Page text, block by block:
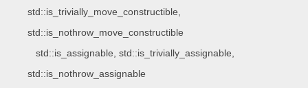
std::is_trivially_move_constructible,
std::is_nothrow_move_constructible
std::is_assignable, std::is_trivially_assignable,
std::is_nothrow_assignable